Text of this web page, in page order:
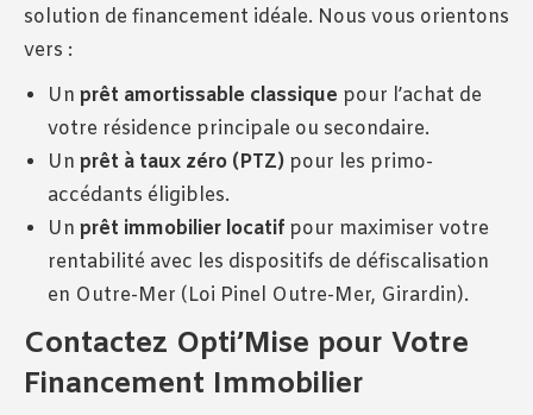
solution de financement idéale. Nous vous orientons
vers :
Un prêt amortissable classique pour l’achat de
votre résidence principale ou secondaire.
Un prêt à taux zéro (PTZ) pour les primo-
accédants éligibles.
Un prêt immobilier locatif pour maximiser votre
rentabilité avec les dispositifs de défiscalisation
en Outre-Mer (Loi Pinel Outre-Mer, Girardin).
Contactez Opti’Mise pour Votre
Financement Immobilier